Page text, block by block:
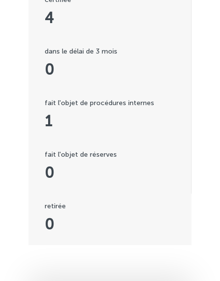
4
0
dans le délai de 3 mois
1
fait l'objet de procédures internes
0
fait l'objet de réserves
0
retirée